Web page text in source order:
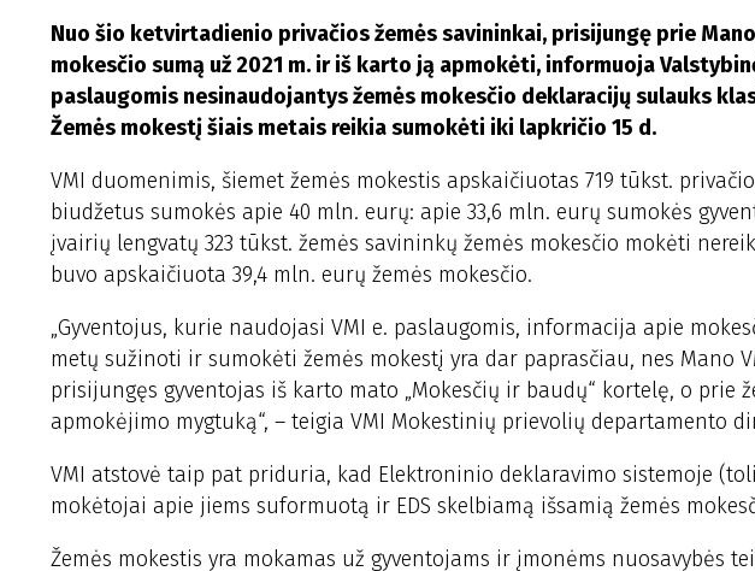
Nuo šio ketvirtadienio privačios žemės savininkai, prisijungę prie
mokesčio sumą už 2021 m. ir iš karto ją apmokėti, informuoja
paslaugomis nesinaudojantys žemės mokesčio deklaracijų sulauks
Žemės mokestį šiais metais reikia sumokėti iki lapkričio 15 d.
VMI duomenimis, šiemet žemės mokestis apskaičiuotas 719 tūkst.
biudžetus sumokės apie 40 mln. eurų: apie 33,6 mln. eurų sumokės
įvairių lengvatų 323 tūkst. žemės savininkų žemės mokesčio mokėti
buvo apskaičiuota 39,4 mln. eurų žemės mokesčio.
„Gyventojus, kurie naudojasi VMI e. paslaugomis, informacija apie
metų sužinoti ir sumokėti žemės mokestį yra dar paprasčiau, nes Mano
prisijungęs gyventojas iš karto mato „Mokesčių ir baudų“ kortelę, o prie
apmokėjimo mygtuką“, – teigia VMI Mokestinių prievolių departamento
VMI atstovė taip pat priduria, kad Elektroninio deklaravimo sistemoje
mokėtojai apie jiems suformuotą ir EDS skelbiamą išsamią žemės
Žemės mokestis yra mokamas už gyventojams ir įmonėms nuosavybės